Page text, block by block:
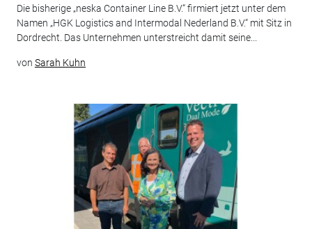
Die bisherige „neska Container Line B.V.“ firmiert jetzt unter dem
Namen „HGK Logistics and Intermodal Nederland B.V.“ mit Sitz in
Dordrecht. Das Unternehmen unterstreicht damit seine...
von Sarah Kuhn